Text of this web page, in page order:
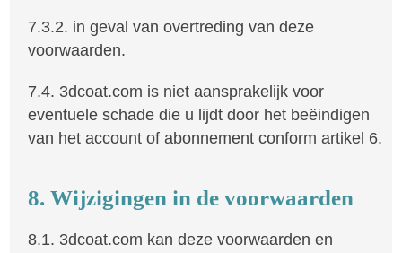
7.3.2. in geval van overtreding van deze
voorwaarden.
7.4. 3dcoat.com is niet aansprakelijk voor
eventuele schade die u lijdt door het beëindigen
van het account of abonnement conform artikel 6.
8. Wijzigingen in de voorwaarden
8.1. 3dcoat.com kan deze voorwaarden en